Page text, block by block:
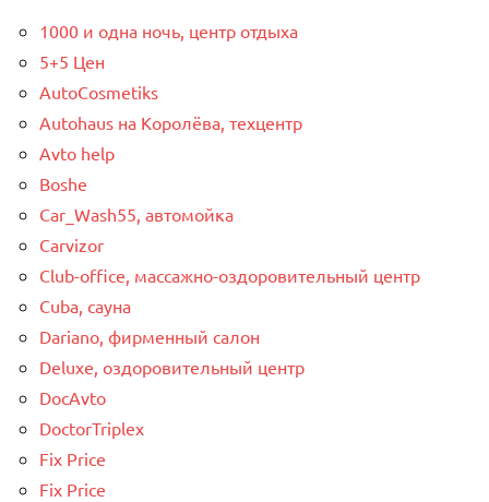
1000 и одна ночь, центр отдыха
5+5 Цен
AutoCosmetiks
Autohaus на Королёва, техцентр
Avto help
Boshe
Car_Wash55, автомойка
Carvizor
Club-office, массажно-оздоровительный центр
Cuba, сауна
Dariano, фирменный салон
Deluxe, оздоровительный центр
DocAvto
DoctorTriplex
Fix Price
Fix Price